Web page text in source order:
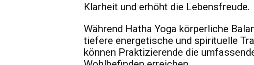
Klarheit und erhöht die Lebensfreude.
Während Hatha Yoga körperliche
tiefere energetische und spirituelle
können Praktizierende die